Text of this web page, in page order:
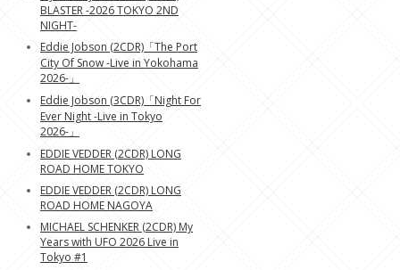
BLASTER -2026 TOKYO 2ND
NIGHT-
Eddie Jobson (2CDR)「The Port
City Of Snow -Live in Yokohama
2026-」
Eddie Jobson (3CDR)「Night For
Ever Night -Live in Tokyo
2026-」
EDDIE VEDDER (2CDR) LONG
ROAD HOME TOKYO
EDDIE VEDDER (2CDR) LONG
ROAD HOME NAGOYA
MICHAEL SCHENKER (2CDR) My
Years with UFO 2026 Live in
Tokyo #1